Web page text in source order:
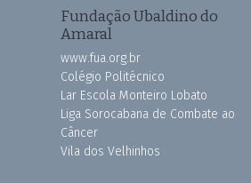
Fundação Ubaldino do
Amaral
www.fua.org.br
Colégio Politécnico
Lar Escola Monteiro Lobato
Liga Sorocabana de Combate ao
Câncer
Vila dos Velhinhos